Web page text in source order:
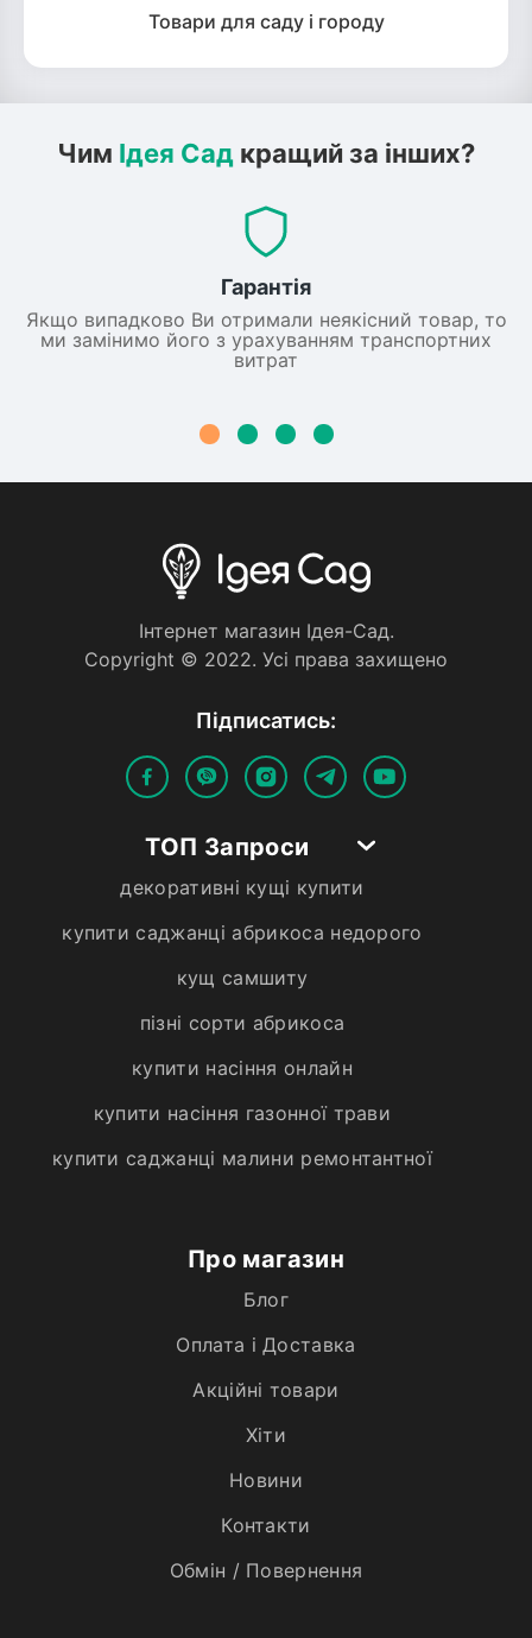
Товари для саду і городу
Чим Ідея Сад кращий за інших?
Гарантія
Якщо випадково Ви отримали неякісний товар, то
ми замінимо його з урахуванням транспортних
витрат
Iнтернет магазин Iдея-Сад.
Copyright © 2022. Усi права захищено
Пiдписатись:
ТОП Запроси
декоративні кущі купити
купити саджанці абрикоса недорого
кущ самшиту
пізні сорти абрикоса
купити насіння онлайн
купити насіння газонної трави
купити саджанці малини ремонтантної
Про магазин
Блог
Оплата і Доставка
Акційні товари
Хiти
Новини
Контакти
Обмін / Повернення